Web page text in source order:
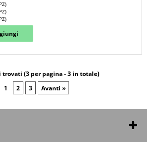
(3 per pagina - 3 in totale)
1
2 3 Avanti »